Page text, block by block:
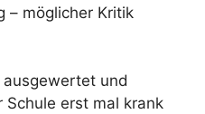
– möglicher Kritik
und
Schule erst mal krank